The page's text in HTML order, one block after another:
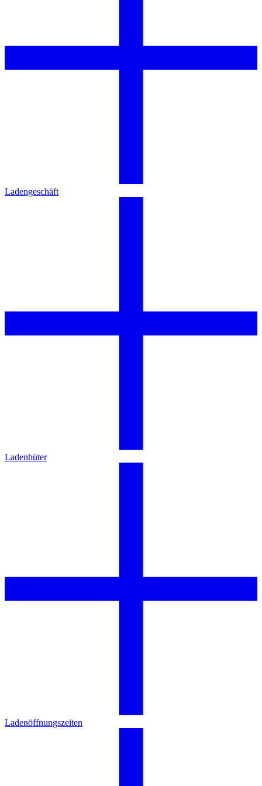
Ladengeschäft
Ladenhüter
Ladenöffnungszeiten